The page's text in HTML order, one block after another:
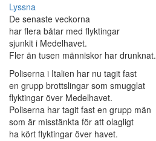
Lyssna
De senaste veckorna
har flera båtar med flyktingar
sjunkit i Medelhavet.
Fler än tusen människor har drunknat.
Poliserna i Italien har nu tagit fast
en grupp brottslingar som smugglat
flyktingar över Medelhavet.
Poliserna har tagit fast en grupp män
som är misstänkta för att olagligt
ha kört flyktingar över havet.